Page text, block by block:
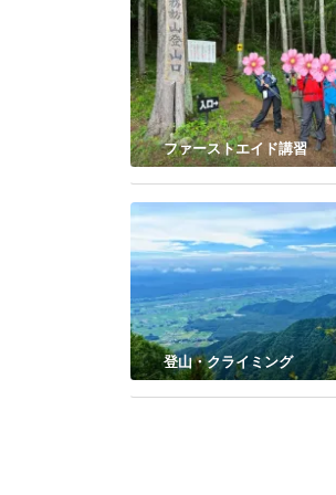
ファーストエイド講習
登山・クライミング